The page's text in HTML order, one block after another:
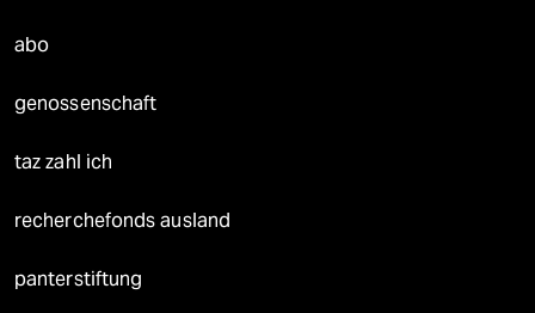
abo
genossenschaft
taz zahl ich
recherchefonds ausland
panterstiftung